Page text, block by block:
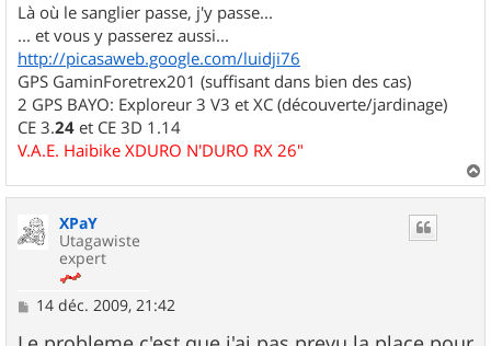
Là où le sanglier passe, j'y passe...
... et vous y passerez aussi...
http://picasaweb.google.com/luidji76
GPS GaminForetrex201 (suffisant dans bien des cas)
2 GPS BAYO: Exploreur 3 V3 et XC (découverte/jardinage)
CE 3.24 et CE 3D 1.14
V.A.E. Haibike XDURO N'DURO RX 26"
a
XPaY
Utagawiste
expert
M
s
14 déc. 2009, 21:42